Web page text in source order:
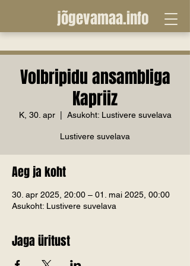
jõgevamaa.info
Volbripidu ansambliga
Kapriiz
K, 30. apr
  |
Asukoht: Lustivere suvelava
Lustivere suvelava
Aeg ja koht
30. apr 2025, 20:00 – 01. mai 2025, 00:00
Asukoht: Lustivere suvelava
Jaga üritust